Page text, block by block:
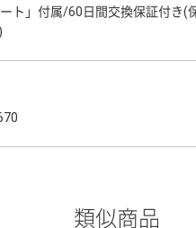
ート」付属/60日間交換保証付き(
類似商品